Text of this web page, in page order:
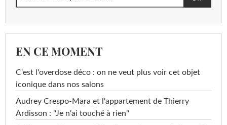
EN CE MOMENT
C'est l'overdose déco : on ne veut plus voir cet objet
iconique dans nos salons
Audrey Crespo-Mara et l'appartement de Thierry
Ardisson : "Je n'ai touché à rien"